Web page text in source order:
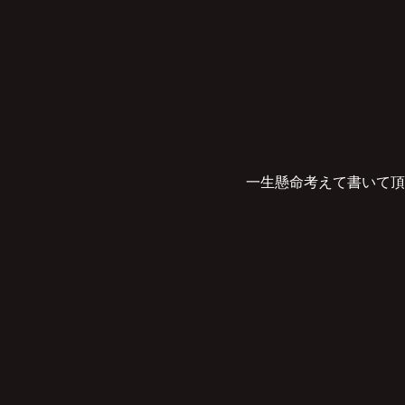
一生懸命考えて書いて